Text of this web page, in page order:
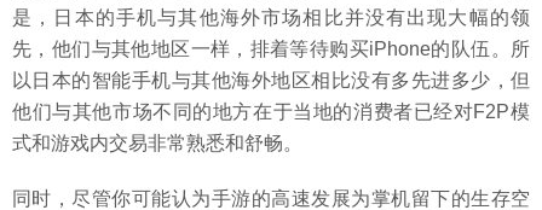
是，日本的手机与其他海外市场相比并没有出现大幅的领
先，他们与其他地区一样，排着等待购买iPhone的队伍。所
以日本的智能手机与其他海外地区相比没有多先进多少，但
他们与其他市场不同的地方在于当地的消费者已经对F2P模
式和游戏内交易非常熟悉和舒畅。
同时，尽管你可能认为手游的高速发展为掌机留下的生存空